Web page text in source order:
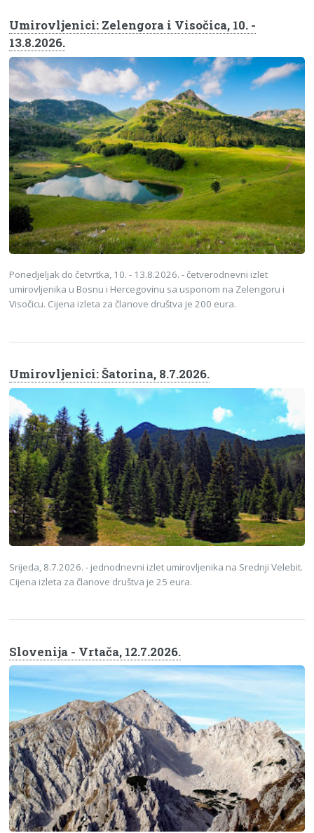
Umirovljenici: Zelengora i Visočica, 10. -
13.8.2026.
Ponedjeljak do četvrtka, 10. - 13.8.2026. - četverodnevni izlet
umirovljenika u Bosnu i Hercegovinu sa usponom na Zelengoru i
Visočicu. Cijena izleta za članove društva je 200 eura.
Umirovljenici: Šatorina, 8.7.2026.
Srijeda, 8.7.2026. - jednodnevni izlet umirovljenika na Srednji Velebit.
Cijena izleta za članove društva je 25 eura.
Slovenija - Vrtača, 12.7.2026.